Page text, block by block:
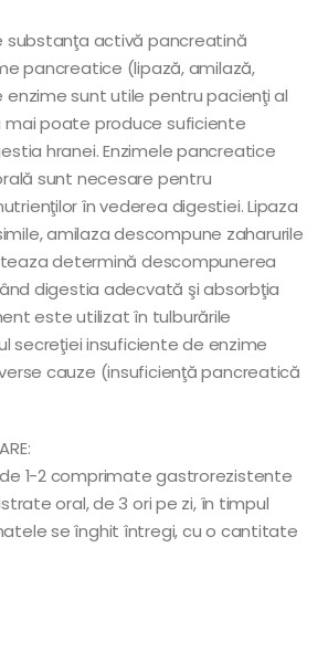
substanţa activă pancreatină
pancreatice (lipază, amilază,
sunt utile pentru pacienţi al
mai poate produce suficiente
hranei. Enzimele pancreatice
sunt necesare pentru
în vederea digestiei. Lipaza
amilaza descompune zaharurile
determină descompunerea
digestia adecvată şi absorbţia
este utilizat în tulburările
secreţiei insuficiente de enzime
cauze (insuficienţă pancreatică
1-2 comprimate gastrorezistente
oral, de 3 ori pe zi, în timpul
se înghit întregi, cu o cantitate